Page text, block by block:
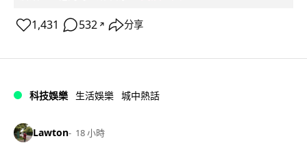
1,431 532 ↗ 分享
科技娛樂 生活娛樂 城中熱話
Lawton 18 小時